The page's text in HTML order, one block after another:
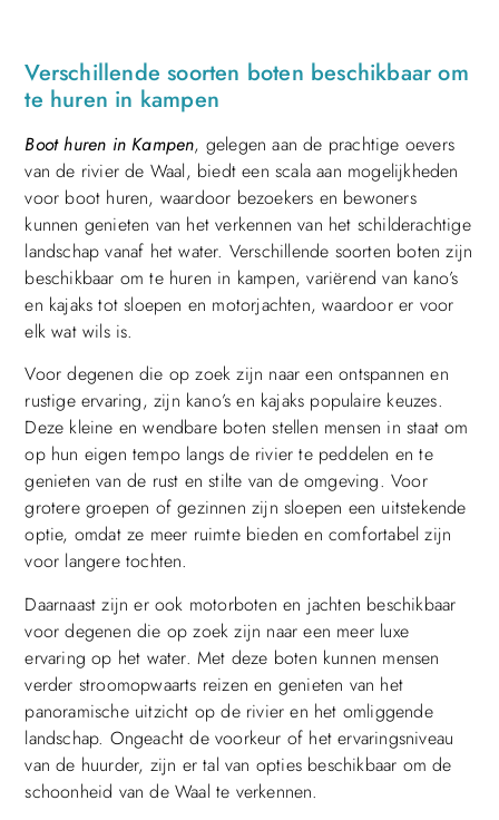
Verschillende soorten boten beschikbaar om
te huren in kampen
Boot huren in Kampen, gelegen aan de prachtige oevers
van de rivier de Waal, biedt een scala aan mogelijkheden
voor boot huren, waardoor bezoekers en bewoners
kunnen genieten van het verkennen van het schilderachtige
landschap vanaf het water. Verschillende soorten boten zijn
beschikbaar om te huren in kampen, variërend van kano’s
en kajaks tot sloepen en motorjachten, waardoor er voor
elk wat wils is.
Voor degenen die op zoek zijn naar een ontspannen en
rustige ervaring, zijn kano’s en kajaks populaire keuzes.
Deze kleine en wendbare boten stellen mensen in staat om
op hun eigen tempo langs de rivier te peddelen en te
genieten van de rust en stilte van de omgeving. Voor
grotere groepen of gezinnen zijn sloepen een uitstekende
optie, omdat ze meer ruimte bieden en comfortabel zijn
voor langere tochten.
Daarnaast zijn er ook motorboten en jachten beschikbaar
voor degenen die op zoek zijn naar een meer luxe
ervaring op het water. Met deze boten kunnen mensen
verder stroomopwaarts reizen en genieten van het
panoramische uitzicht op de rivier en het omliggende
landschap. Ongeacht de voorkeur of het ervaringsniveau
van de huurder, zijn er tal van opties beschikbaar om de
schoonheid van de Waal te verkennen.